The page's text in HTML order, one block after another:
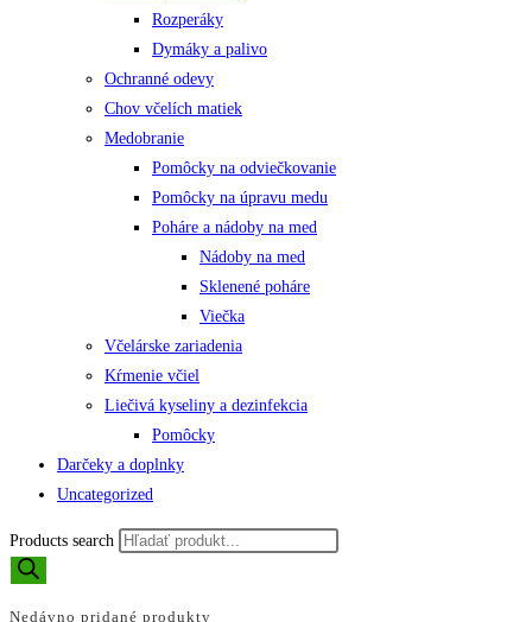
Rozperáky
Dymáky a palivo
Ochranné odevy
Chov včelích matiek
Medobranie
Pomôcky na odviečkovanie
Pomôcky na úpravu medu
Poháre a nádoby na med
Nádoby na med
Sklenené poháre
Viečka
Včelárske zariadenia
Kŕmenie včiel
Liečivá kyseliny a dezinfekcia
Pomôcky
Darčeky a doplnky
Uncategorized
Products search
Nedávno pridané produkty